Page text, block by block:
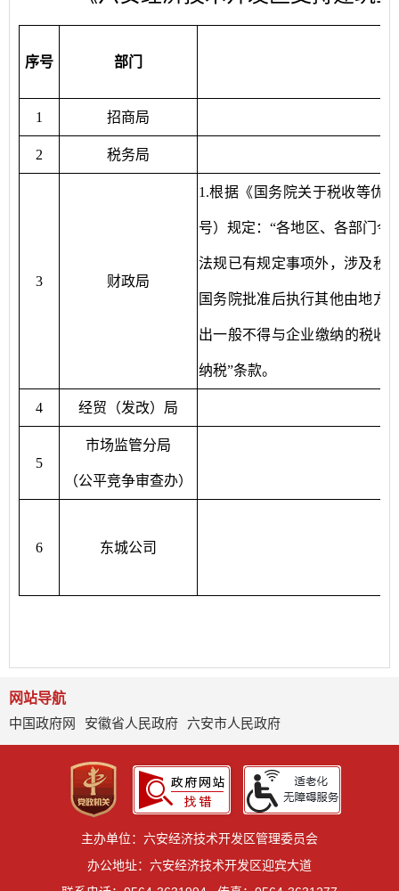
序号 部门
1 招商局
2 税务局
3 财政局
1.根据《国务院关于税收等优
号）规定：“各地区、各部门
法规已有规定事项外，涉及税
国务院批准后执行其他由地方
出一般不得与企业缴纳的税收
纳税”条款。
4 经贸（发改）局
5
市场监管分局
（公平竞争审查办）
6 东城公司
网站导航
中国政府网
安徽省人民政府 六安市人民政府
主办单位：六安经济技术开发区管理委员会
办公地址：六安经济技术开发区迎宾大道